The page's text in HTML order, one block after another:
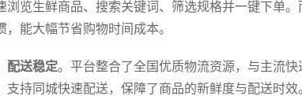
浏览生鲜商品、搜索关键词、筛选规格并一键下单
能大幅节省购物时间成本。
配送稳定。平台整合了全国优质物流资源，与主流
支持同城快速配送，保障了商品的新鲜度与配送时